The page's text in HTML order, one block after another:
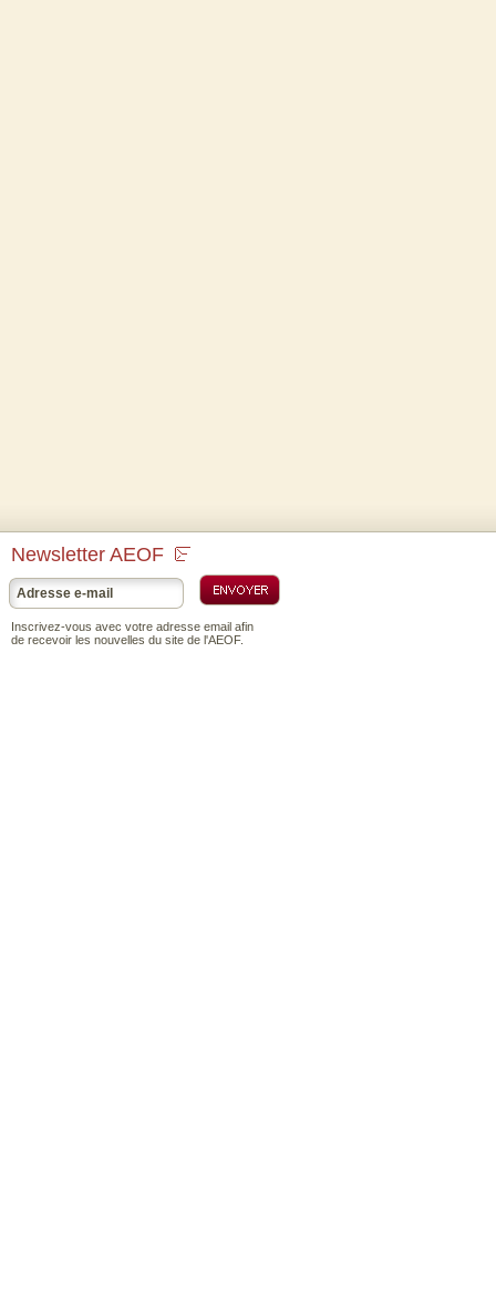
Newsletter AEOF
Inscrivez-vous avec votre adresse email afin
de recevoir les nouvelles du site de l'AEOF.